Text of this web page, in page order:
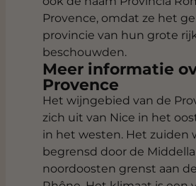
Provence, omdat ze het
provincie van hun grote
beschouwden.
Meer informatie
Provence
Het wijngebied van de
zich uit van Nice in het
in het westen. Het zuiden
begrensd door de
noordoosten grenst aan